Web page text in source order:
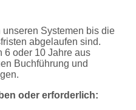
Systemen bis die
abgelaufen sind.
6 oder 10 Jahre aus
Buchführung und
oder erforderlich: